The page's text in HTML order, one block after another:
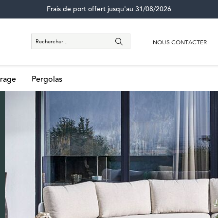
Frais de port offert jusqu'au 31/08/2026
NOUS CONTACTER
Pergolas